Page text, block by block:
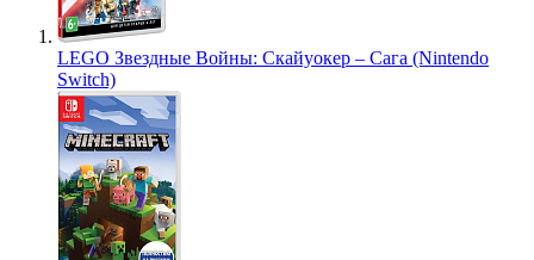
LEGO Звездные Войны: Скайуокер – Сага (Nintendo
Switch)